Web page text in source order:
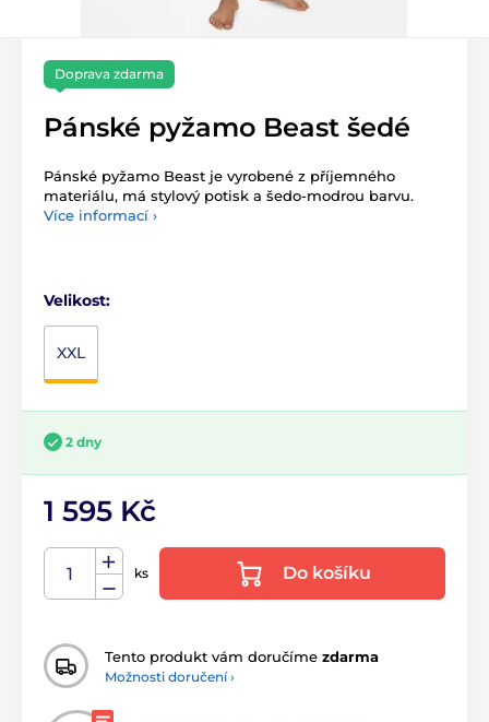
Doprava zdarma
Pánské pyžamo Beast šedé
Pánské pyžamo Beast je vyrobené z příjemného
materiálu, má stylový potisk a šedo-modrou barvu.
Více informací ›
Velikost:
XXL
2 dny
1 595 Kč
ks Do košíku
Tento produkt vám doručíme zdarma
Možnosti doručení ›